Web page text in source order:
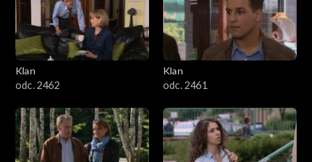
Klan
odc. 2462
Klan
odc. 2461